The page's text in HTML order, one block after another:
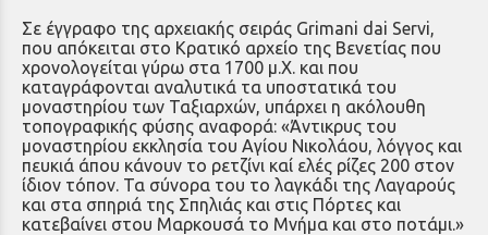
Σε έγγραφο της αρχειακής σειράς Grimani dai Servi,
που απόκειται στο Κρατικό αρχείο της Βενετίας που
χρονολογείται γύρω στα 1700 μ.Χ. και που
καταγράφονται αναλυτικά τα υποστατικά του
μοναστηρίου των Ταξιαρχών, υπάρχει η ακόλουθη
τοπογραφικής φύσης αναφορά: «Άντικρυς του
μοναστηρίου εκκλησία του Αγίου Νικολάου, λόγγος και
πευκιά άπου κάνουν το ρετζίνι καί ελές ρίζες 200 στον
ίδιον τόπον. Τα σύνορα του το λαγκάδι της Λαγαρούς
και στα σπηριά της Σπηλιάς και στις Πόρτες και
κατεβαίνει στου Μαρκουσά το Μνήμα και στο ποτάμι.»